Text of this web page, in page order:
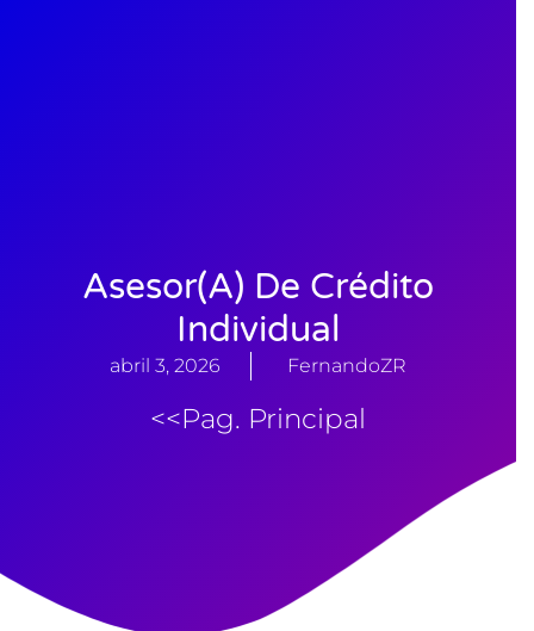
Asesor(a) De Crédito
Individual
abril 3, 2026 FernandoZR
<<Pag. Principal